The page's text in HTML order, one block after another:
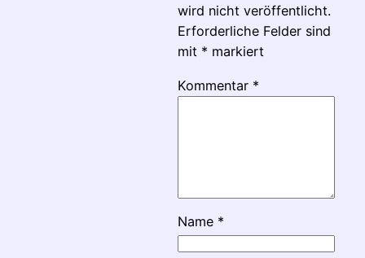
wird nicht veröffentlicht.
Erforderliche Felder sind
mit * markiert
Kommentar *
Name *